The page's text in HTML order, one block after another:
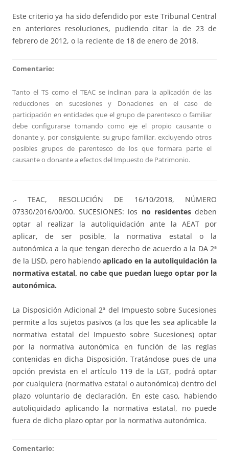
Este criterio ya ha sido defendido por este Tribunal Central
en anteriores resoluciones, pudiendo citar la de 23 de
febrero de 2012, o la reciente de 18 de enero de 2018.
Comentario:
Tanto el TS como el TEAC se inclinan para la aplicación de las
reducciones en sucesiones y Donaciones en el caso de
participación en entidades que el grupo de parentesco o familiar
debe configurarse tomando como eje el propio causante o
donante y, por consiguiente, su grupo familiar, excluyendo otros
posibles grupos de parentesco de los que formara parte el
causante o donante a efectos del Impuesto de Patrimonio.
.- TEAC, RESOLUCIÓN DE 16/10/2018, NÚMERO
07330/2016/00/00. SUCESIONES: los no residentesdeben
optar al realizar la autoliquidación ante la AEAT por
aplicar, de ser posible, la normativa estatal o la
autonómica a la que tengan derecho de acuerdo a la DA 2ª
de la LISD, pero habiendo aplicado en la autoliquidación la
normativa estatal, no cabe que puedan luego optar por la
autonómica.
La Disposición Adicional 2ª del Impuesto sobre Sucesiones
permite a los sujetos pasivos (a los que les sea aplicable la
normativa estatal del Impuesto sobre Sucesiones) optar
por la normativa autonómica en función de las reglas
contenidas en dicha Disposición. Tratándose pues de una
opción prevista en el artículo 119 de la LGT, podrá optar
por cualquiera (normativa estatal o autonómica) dentro del
plazo voluntario de declaración. En este caso, habiendo
autoliquidado aplicando la normativa estatal, no puede
fuera de dicho plazo optar por la normativa autonómica.
Comentario: